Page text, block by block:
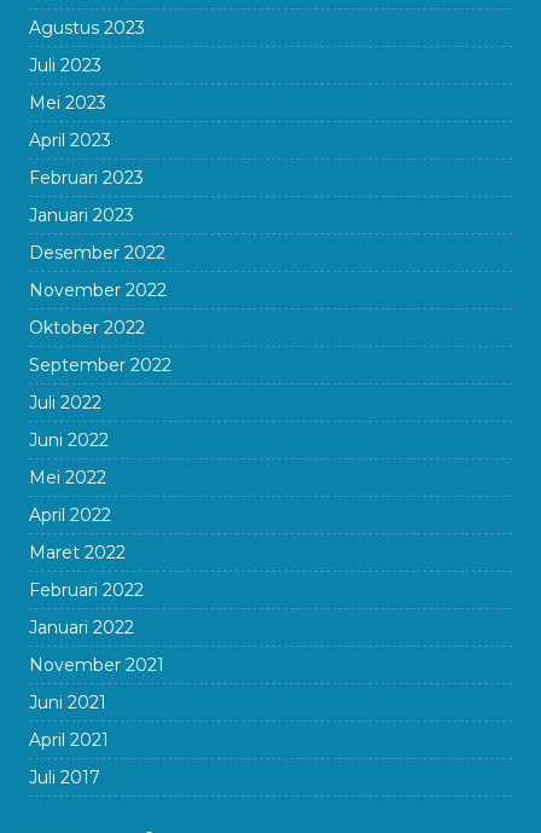
Agustus 2023
Juli 2023
Mei 2023
April 2023
Februari 2023
Januari 2023
Desember 2022
November 2022
Oktober 2022
September 2022
Juli 2022
Juni 2022
Mei 2022
April 2022
Maret 2022
Februari 2022
Januari 2022
November 2021
Juni 2021
April 2021
Juli 2017